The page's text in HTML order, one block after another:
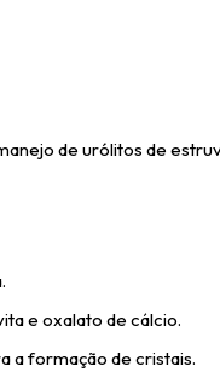
de urólitos de
e oxalato de cálcio.
a formação de cristais.